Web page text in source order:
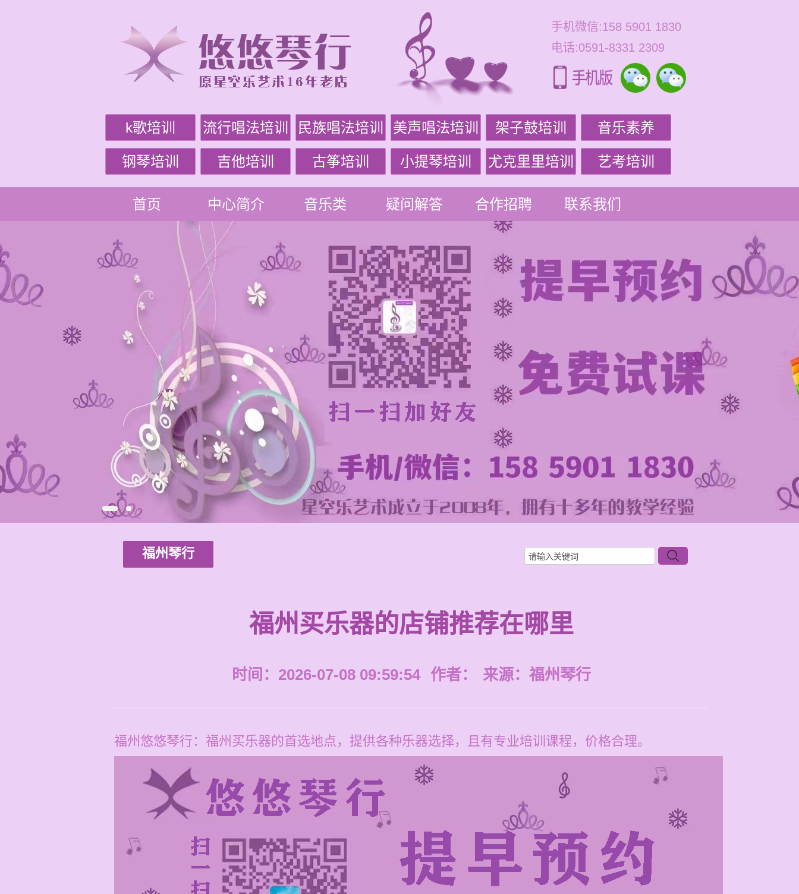
手机微信:158 5901 1830
电话:0591-8331 2309
k歌培训 流行唱法培训 民族唱法培训 美声唱法培训 架子鼓培训 音乐素养
钢琴培训 吉他培训 古筝培训 小提琴培训 尤克里里培训 艺考培训
首页 中心简介 音乐类 疑问解答 合作招聘 联系我们
福州琴行
福州买乐器的店铺推荐在哪里
时间：2026-07-08 09:59:54 作者： 来源： 福州琴行
福州悠悠琴行：福州买乐器的首选地点，提供各种乐器选择，且有专业培训课程，价格合理。